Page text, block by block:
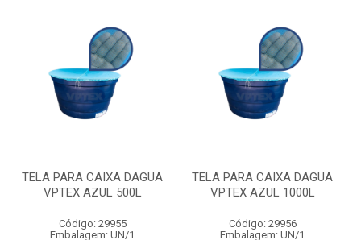
TELA PARA CAIXA DAGUA
VPTEX AZUL 500L
Código: 29955
Embalagem: UN/1
TELA PARA CAIXA DAGUA
VPTEX AZUL 1000L
Código: 29956
Embalagem: UN/1